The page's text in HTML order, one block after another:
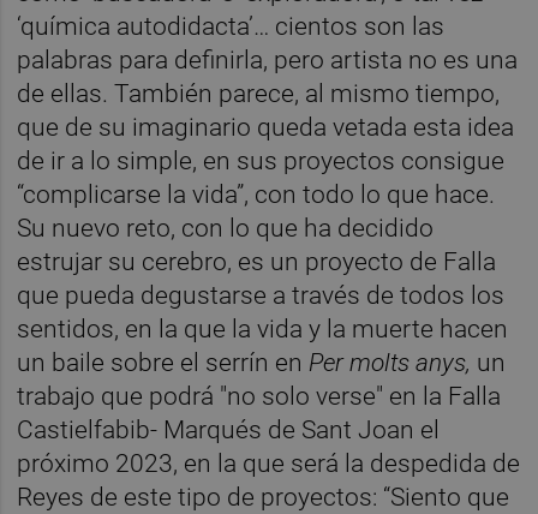
‘química autodidacta’… cientos son las
palabras para definirla, pero artista no es una
de ellas. También parece, al mismo tiempo,
que de su imaginario queda vetada esta idea
de ir a lo simple, en sus proyectos consigue
“complicarse la vida”, con todo lo que hace.
Su nuevo reto, con lo que ha decidido
estrujar su cerebro, es un proyecto de Falla
que pueda degustarse a través de todos los
sentidos, en la que la vida y la muerte hacen
un baile sobre el serrín en Per molts anys, un
trabajo que podrá "no solo verse" en la Falla
Castielfabib- Marqués de Sant Joan el
próximo 2023, en la que será la despedida de
Reyes de este tipo de proyectos: “Siento que